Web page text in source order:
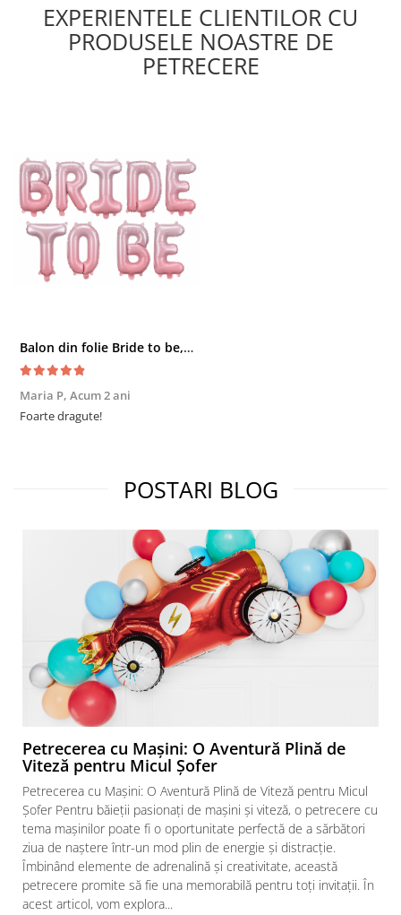
EXPERIENTELE CLIENTILOR CU
PRODUSELE NOASTRE DE
PETRECERE
Balon din folie Bride to be, 350x45 cm, roz
Maria P, Acum 2 ani
Foarte dragute!
POSTARI BLOG
Petrecerea cu Mașini: O Aventură Plină de
Viteză pentru Micul Șofer
Petrecerea cu Mașini: O Aventură Plină de Viteză pentru Micul
Șofer Pentru băieții pasionați de mașini și viteză, o petrecere cu
tema mașinilor poate fi o oportunitate perfectă de a sărbători
ziua de naștere într-un mod plin de energie și distracție.
Îmbinând elemente de adrenalină și creativitate, această
petrecere promite să fie una memorabilă pentru toți invitații. În
acest articol, vom explora...